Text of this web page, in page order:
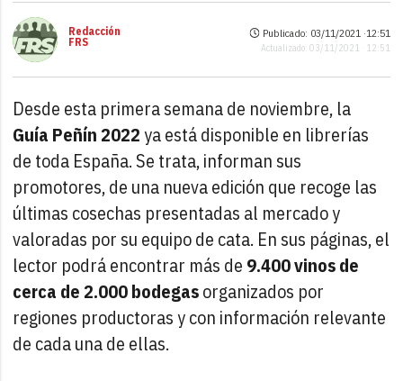
Redacción
FRS
Publicado: 03/11/2021 ·12:51
Actualizado: 03/11/2021 · 12:51
Desde esta primera semana de noviembre, la
Guía Peñín 2022ya está disponible en librerías
de toda España. Se trata, informan sus
promotores, de una nueva edición que recoge las
últimas cosechas presentadas al mercado y
valoradas por su equipo de cata. En sus páginas, el
lector podrá encontrar más de 9.400 vinos de
cerca de 2.000 bodegasorganizados por
regiones productoras y con información relevante
de cada una de ellas.